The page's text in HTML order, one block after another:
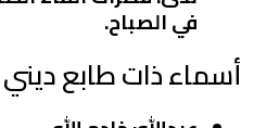
في الصباح.
أسماء ذات طابع ديني